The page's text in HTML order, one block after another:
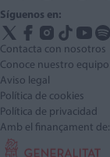
Síguenos en:
Contacta con nosotros
Conoce nuestro equipo
Aviso legal
Política de cookies
Política de privacidad
Amb el finançament de: